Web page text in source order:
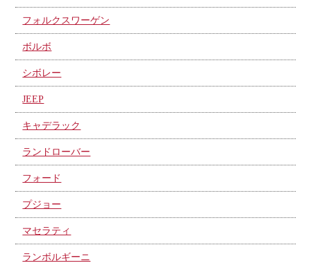
フォルクスワーゲン
ボルボ
シボレー
JEEP
キャデラック
ランドローバー
フォード
プジョー
マセラティ
ランボルギーニ